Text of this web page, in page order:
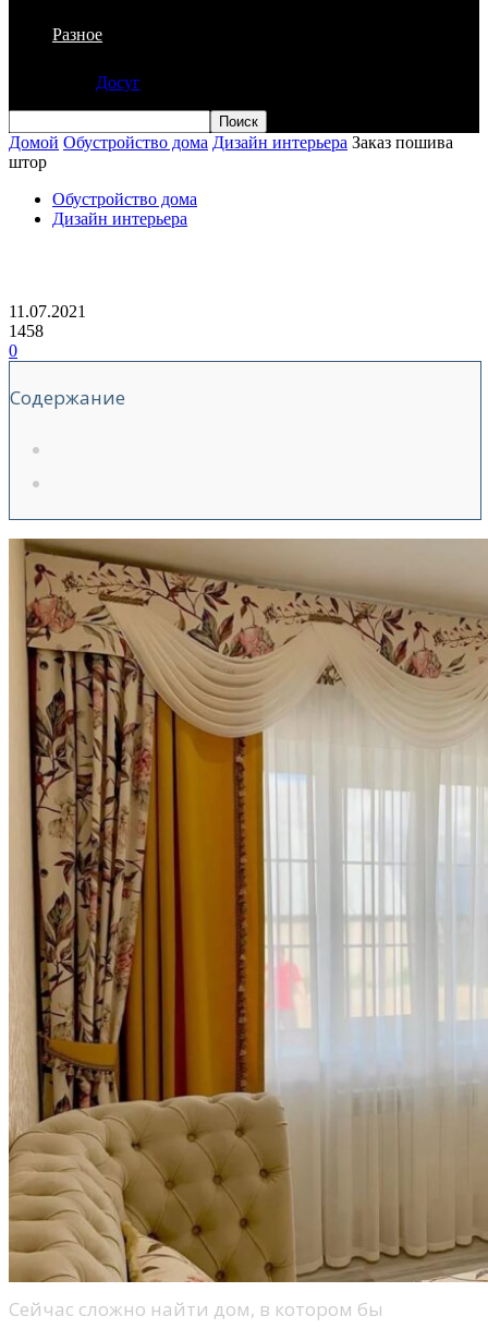
Разное
Досуг
Домой Обустройство дома Дизайн интерьера Заказ пошива
штор
Обустройство дома
Дизайн интерьера
11.07.2021
1458
0
Содержание
Сейчас сложно найти дом, в котором бы